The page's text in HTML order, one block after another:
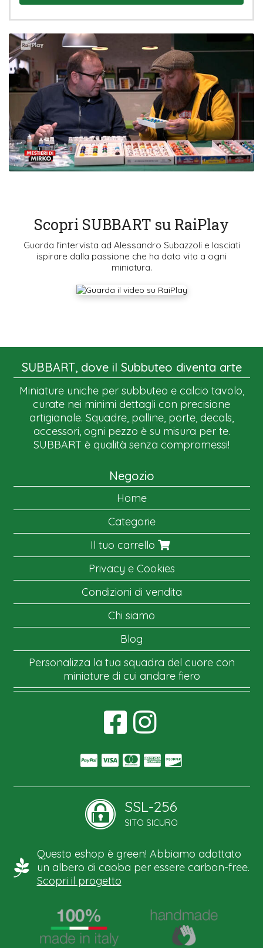
Scopri SUBBART su RaiPlay
Guarda l’intervista ad Alessandro Subazzoli e lasciati
ispirare dalla passione che ha dato vita a ogni
miniatura.
SUBBART, dove il Subbuteo diventa arte
Miniature uniche per subbuteo e calcio tavolo,
curate nei minimi dettagli con precisione
artigianale. Squadre, palline, porte, decals,
accessori, ogni pezzo è su misura per te.
SUBBART è qualità senza compromessi!
Negozio
Home
Categorie
Il tuo carrello
Privacy e Cookies
Condizioni di vendita
Chi siamo
Blog
Personalizza la tua squadra del cuore con
miniature di cui andare fiero
SSL-256
SITO SICURO
Questo eshop è green! Abbiamo adottato
un albero di caoba per essere carbon-free.
Scopri il progetto